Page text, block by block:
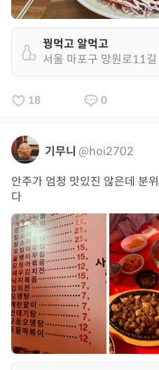
꿩먹고 알먹고
서울 마포구 망원로11
18 0
기무니 @hoi2702
안주가 엄청 맛있진 않은데 분
다